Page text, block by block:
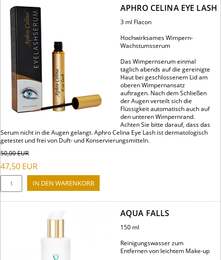
APHRO CELINA EYE LASH
3 ml Flacon
Hochwirksames Wimpern-
Wachstumsserum
Das Wimpernserum einmal
täglich abends auf die gereinigte
Haut bei geschlossenem Lid am
oberen Wimpernansatz
auftragen. Nach dem Schließen
der Augen verteilt sich die
Flüssigkeit automatisch auch auf
den unteren Wimpernrand.
Achten Sie bitte darauf, dass das
Serum nicht in die Augen gelangt. Aphro Celina Eye Lash ist dermatologisch
getestet und frei von Duft- und Konservierungsmitteln.
50,00EUR
47,50 EUR
AQUA FALLS
150 ml
Reinigungswasser zum
Entfernen von leichtem Make-up